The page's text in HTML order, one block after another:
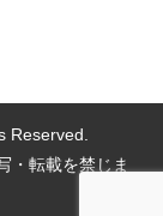
Reserved.
・転載を禁じま